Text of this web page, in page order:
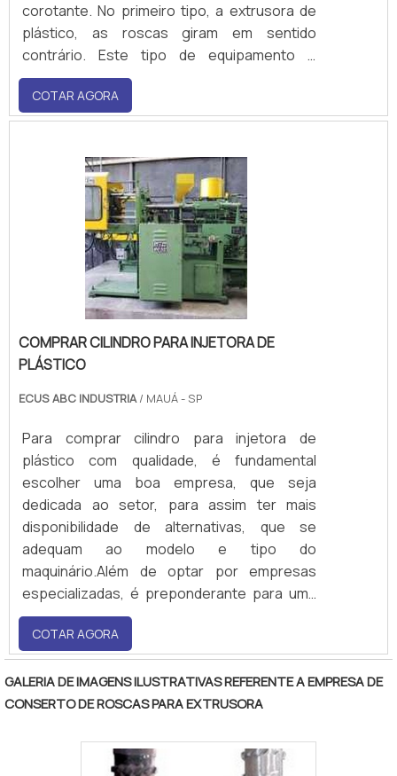
corotante. No primeiro tipo, a extrusora de
plástico, as roscas giram em sentido
contrário. Este tipo de equipamento é
utilizado predominantemente para o
processamento de PVC em pó. Já na
extrusora de plástico dupla rosca corotante,
COTAR AGORA
COMPRAR CILINDRO PARA INJETORA DE
PLÁSTICO
ECUS ABC INDUSTRIA/ MAUÁ - SP
Para comprar cilindro para injetora de
plástico com qualidade, é fundamental
escolher uma boa empresa, que seja
dedicada ao setor, para assim ter mais
disponibilidade de alternativas, que se
adequam ao modelo e tipo do
maquinário.Além de optar por empresas
especializadas, é preponderante para uma
aquisição vantajosa averiguar se o
estabelecimento escolhido oferece
facilidades, entre elas a entrega rápida, a
garantia da peça, entre outros.Informações
relevantes antes da compra Aqueles que
COTAR AGORA
GALERIA DE IMAGENS ILUSTRATIVAS REFERENTE A EMPRESA DE
CONSERTO DE ROSCAS PARA EXTRUSORA